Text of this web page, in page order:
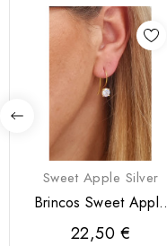
Sweet Apple Silver
Brincos Sweet Apple
"Zircónia"
22,50 €